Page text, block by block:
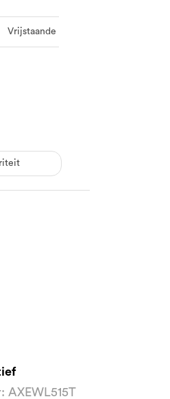
Vrijstaande armaturen buiten
AXEWL515T